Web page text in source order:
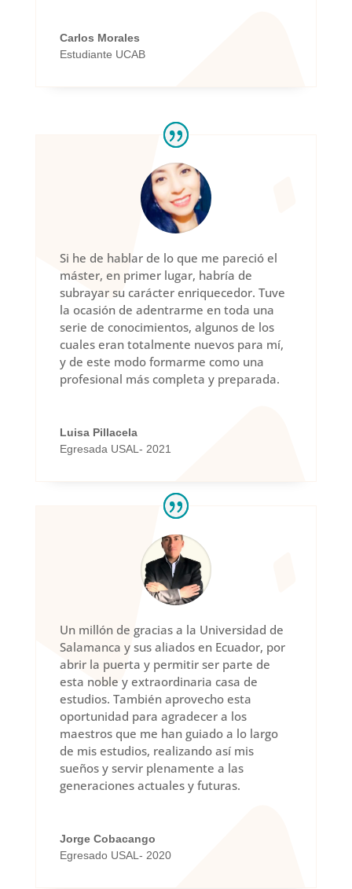
Carlos Morales
Estudiante UCAB
Si he de hablar de lo que me pareció el
máster, en primer lugar, habría de
subrayar su carácter enriquecedor. Tuve
la ocasión de adentrarme en toda una
serie de conocimientos, algunos de los
cuales eran totalmente nuevos para mí,
y de este modo formarme como una
profesional más completa y preparada.
Luisa Pillacela
Egresada USAL- 2021
Un millón de gracias a la Universidad de
Salamanca y sus aliados en Ecuador, por
abrir la puerta y permitir ser parte de
esta noble y extraordinaria casa de
estudios. También aprovecho esta
oportunidad para agradecer a los
maestros que me han guiado a lo largo
de mis estudios, realizando así mis
sueños y servir plenamente a las
generaciones actuales y futuras.
Jorge Cobacango
Egresado USAL- 2020